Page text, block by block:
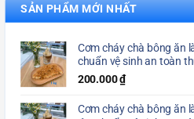
SẢN PHẨM MỚI NHẤT
Cơm cháy chà bông ăn
chuẩn vệ sinh an toàn
200.000₫
Cơm cháy chà bông ăn